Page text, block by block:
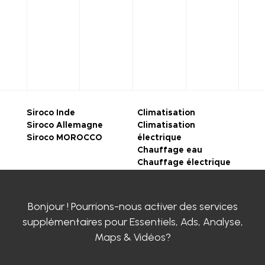
Siroco Inde
Siroco Allemagne
Siroco MOROCCO
Climatisation
Climatisation
électrique
Chauffage eau
Chauffage électrique
Télécharger le
catalogue en ligne
Bonjour ! Pourrions-nous activer des services
supplémentaires pourEssentiels, Ads, Analyse,
Maps & Vidéos?